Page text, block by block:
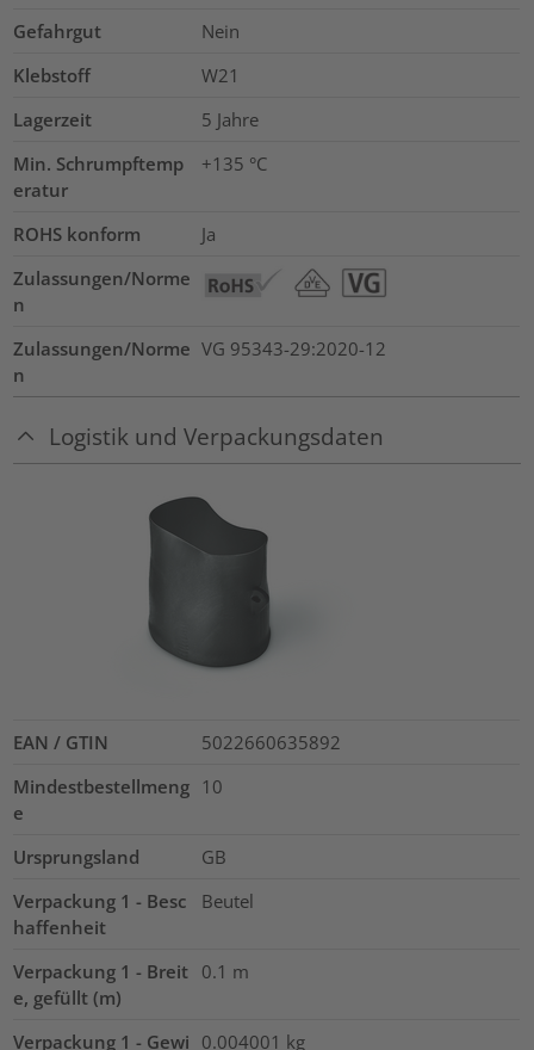
Gefahrgut
Nein
Klebstoff
W21
Lagerzeit
5 Jahre
Min. Schrumpftemp
eratur
+135 °C
ROHS konform
Ja
Zulassungen/Norme
n
Zulassungen/Norme
n
VG 95343-29:2020-12
Logistik und Verpackungsdaten
EAN / GTIN
5022660635892
Mindestbestellmeng
e
10
Ursprungsland
GB
Verpackung 1 - Besc
haffenheit
Beutel
Verpackung 1 - Breit
e, gefüllt (m)
0.1 m
Verpackung 1 - Gewi 0.004001 kg